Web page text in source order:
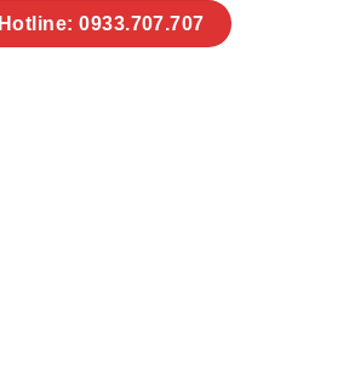
Hotline: 0933.707.707